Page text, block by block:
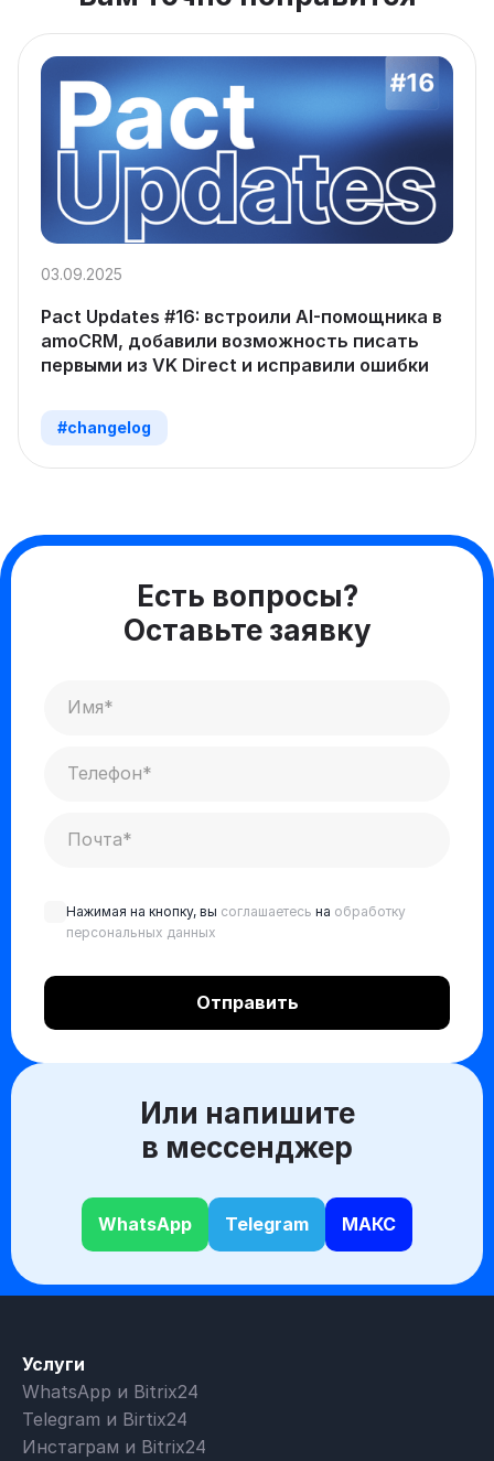
#changelog
03.09.2025
Pact Updates #16: встроили AI-помощника в
amoCRM, добавили возможность писать
первыми из VK Direct и исправили ошибки
Есть вопросы?
Оставьте заявку
Нажимая на кнопку, вы соглашаетесь на обработку
персональных данных
Или напишите
в мессенджер
WhatsApp Telegram МАКС
Услуги
WhatsApp и Bitrix24
Telegram и Birtix24
Инстаграм и Bitrix24